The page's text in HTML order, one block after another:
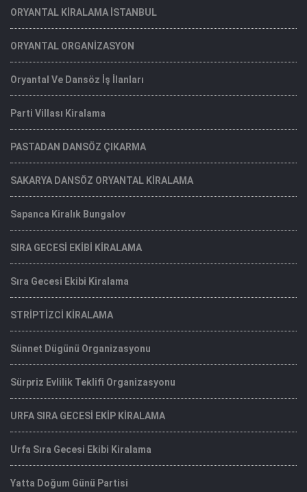
ORYANTAL KİRALAMA İSTANBUL
ORYANTAL ORGANİZASYON
Oryantal Ve Dansöz İş İlanları
Parti Villası Kiralama
PASTADAN DANSÖZ ÇIKARMA
SAKARYA DANSÖZ ORYANTAL KİRALAMA
Sapanca Kiralık Bungalov
SIRA GECESİ EKİBİ KİRALAMA
Sıra Gecesi Ekibi Kiralama
STRİPTİZCİ KİRALAMA
Sünnet Dügünü Organizasyonu
Sürpriz Evlilik Teklifi Organizasyonu
URFA SIRA GECESİ EKİP KİRALAMA
Urfa Sıra Gecesi Ekibi Kiralama
Yatta Doğum Günü Partisi